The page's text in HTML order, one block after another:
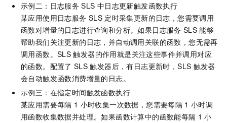
示例二： 日志服务 SLS 中日志更新触发函数执行
某应用使用日志服务 SLS 定时采集更新的日志，您需要调用
函数对增量的日志进行查询和分析。如果日志服务 SLS 能够
帮助我们关注更新的日志，并自动调用关联的函数，您无需再
调用函数。SLS 触发器的作用就是关注这些事件并调用对应
的函数。配置了 SLS 触发器后，有日志更新时，SLS 触发器
会自动触发函数消费增量的日志。
示例三：在指定时间触发函数执行
某应用需要每隔 1 小时收集一次数据，您需要每隔 1 小时调
用函数收集数据并处理。如果函数计算中的函数能每隔 1 小